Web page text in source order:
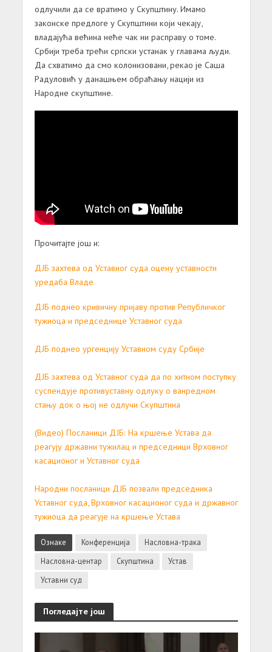
одлучили да се вратимо у Скупштину. Имамо
законске предлоге у Скупштини који чекају,
владајућа већина неће чак ни расправу о томе.
Србији треба трећи српски устанак у главама људи.
Да схватимо да смо колонизовани, рекао је Саша
Радуловић у данашњем обраћању нацији из
Народне скупштине.
Прочитајте још и:
ДЈБ захтева од Уставног суда оцену уставности
уредаба Владе
ДЈБ поднео кривичну пријаву против Републичког
тужиоца и председнице Уставног суда
ДЈБ поднео ургенцију Уставном суду Србије
ДЈБ захтева од Уставног суда да по хитном поступку
суспендује противуставну одлуку о ванредном
стању док о њој не одлучи Скупштина
(Видео) Посланици ДЈБ: На кршење Устава да
реагују државни тужилац и председници Врховног
касационог и Уставног суда
Народни посланици ДЈБ позвали председника
Уставног суда, Врховног касационог суда и државног
тужиоца да реагује на кршење Устава
Ознаке Конференција
Насловна-трака
Насловна-центар
Скупштина
Устав
Уставни суд
Погледајте још